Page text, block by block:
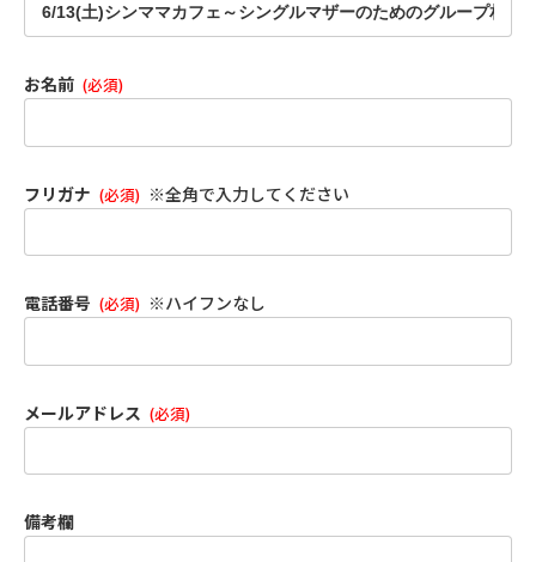
お名前 (必須)
フリガナ (必須) ※全角で入力してください
電話番号 (必須) ※ハイフンなし
メールアドレス (必須)
備考欄